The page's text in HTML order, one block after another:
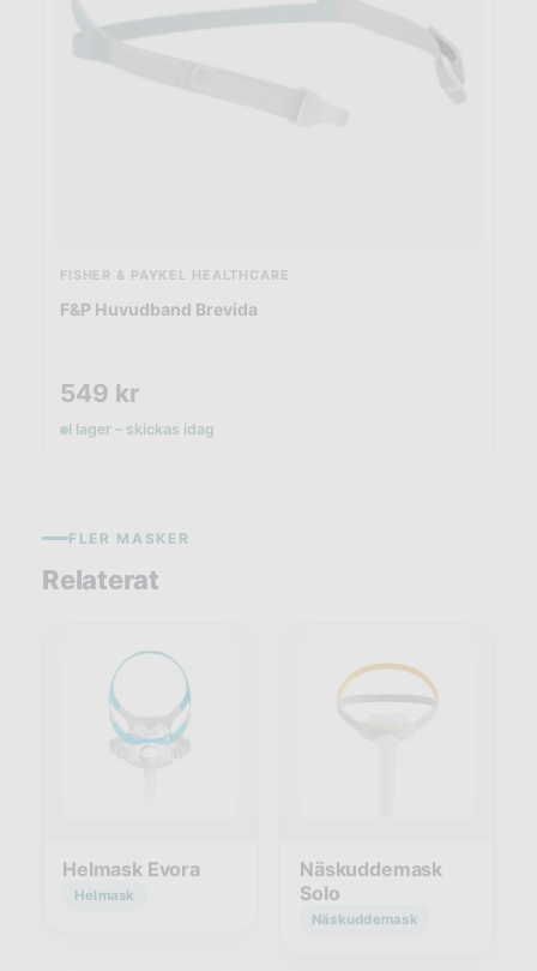
FISHER & PAYKEL HEALTHCARE
F&P Huvudband Brevida
549 kr
I lager – skickas idag
FLER MASKER
Relaterat
Helmask Evora
Helmask
Näskuddemask
Solo
Näskuddemask